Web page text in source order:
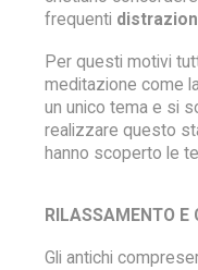
frequenti
Per questi motivi
meditazione come
un unico tema e si
realizzare questo
hanno scoperto le
RILASSAMENTO
Gli antichi